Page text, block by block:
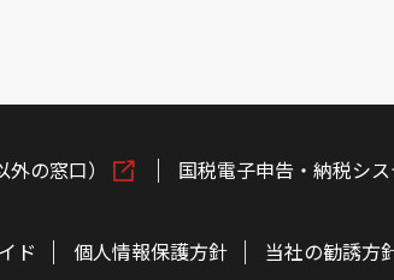
の窓口） 国税電子申告・納税シ
ド 個人情報保護方針
当社の勧誘方